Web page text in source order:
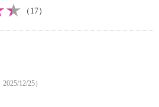
ベル）】
すすめ
容（各１計２枚）
（17）
12/25）